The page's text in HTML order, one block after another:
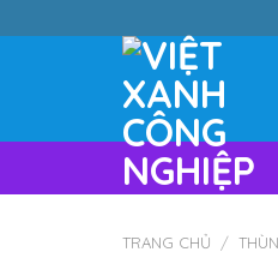
to
TRANG CHỦ /